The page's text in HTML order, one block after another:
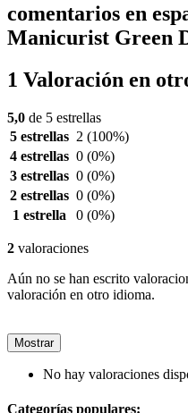
comentarios en
Manicurist Green
1 Valoración en
5,0 de 5 estrellas
5 estrellas 2 (100%)
4 estrellas 0 (0%)
3 estrellas 0 (0%)
2 estrellas 0 (0%)
1 estrella
0 (0%)
2 valoraciones
Aún no se han escrito
valoración en otro idioma.
Mostrar
No hay valoraciones
Categorías populares: